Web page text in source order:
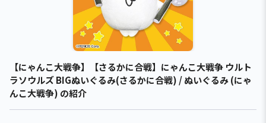
【にゃんこ大戦争】【さるかに合戦】にゃんこ大戦争 ウルト
ラソウルズ BIGぬいぐるみ(さるかに合戦) / ぬいぐるみ (にゃ
んこ大戦争) の紹介